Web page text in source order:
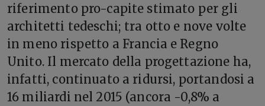
riferimento pro-capite stimato per gli
architetti tedeschi; tra otto e nove volte
in meno rispetto a Francia e Regno
Unito. Il mercato della progettazione ha,
infatti, continuato a ridursi, portandosi a
16 miliardi nel 2015 (ancora -0,8% a